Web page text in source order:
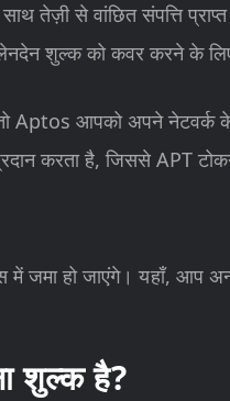
तेज़ी से वांछित संपत्ति
शुल्क को कवर करने के
Aptos आपको अपने नेटवर्क के
करता है, जिससे APT
में जमा हो जाएंगे। यहाँ,
शुल्क है?